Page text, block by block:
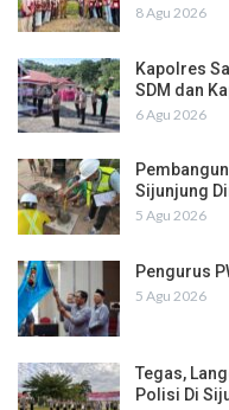
8 Agu 2026
Kapolres
SDM dan
6 Agu 2026
Sijunjung
5 Agu 2026
Pengurus
5 Agu 2026
Tegas,
Polisi Di